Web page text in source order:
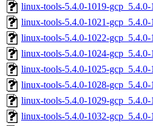
linux-tools-5.4.0-1019-
linux-tools-5.4.0-1021-
linux-tools-5.4.0-1022-
linux-tools-5.4.0-1024-
linux-tools-5.4.0-1025-
linux-tools-5.4.0-1028-
linux-tools-5.4.0-1029-
linux-tools-5.4.0-1032-